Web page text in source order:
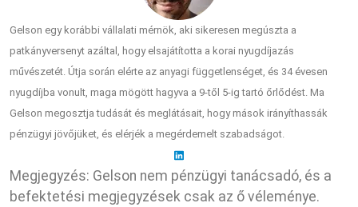
Gelson egy korábbi vállalati mérnök, aki sikeresen megúszta a
patkányversenyt azáltal, hogy elsajátította a korai nyugdíjazás
művészetét. Útja során elérte az anyagi függetlenséget, és 34 évesen
nyugdíjba vonult, maga mögött hagyva a 9-től 5-ig tartó őrlődést. Ma
Gelson megosztja tudását és meglátásait, hogy mások irányíthassák
pénzügyi jövőjüket, és elérjék a megérdemelt szabadságot.
Megjegyzés: Gelson nem pénzügyi tanácsadó, és a
befektetési megjegyzések csak az ő véleménye.